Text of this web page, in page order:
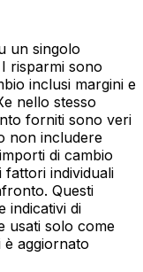
un singolo
risparmi sono
inclusi margini e
nello stesso
forniti sono veri
non includere
di cambio
individuali
Questi
indicativi di
usati solo come
aggiornato